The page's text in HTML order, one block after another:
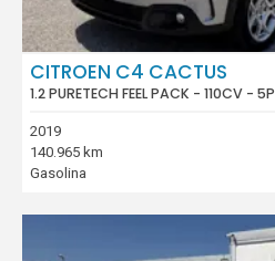
CITROEN C4 CACTUS
1.2 PURETECH FEEL PACK - 110CV - 5P
2019
140.965 km
Gasolina